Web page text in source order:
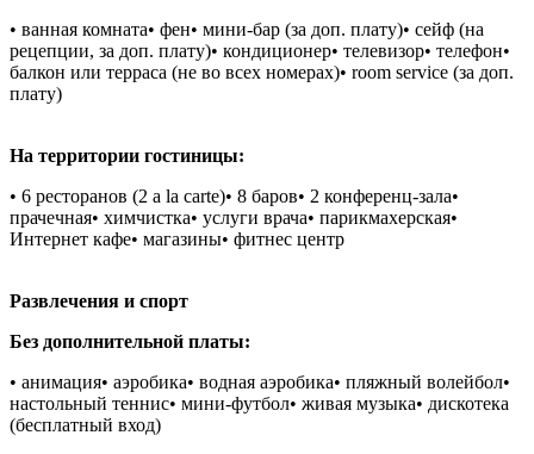
• ванная комната• фен• мини-бар (за доп. плату)• сейф (на
рецепции, за доп. плату)• кондиционер• телевизор• телефон•
балкон или терраса (не во всех номерах)• room service (за доп.
плату)
На территории гостиницы:
• 6 ресторанов (2 a la carte)• 8 баров• 2 конференц-зала•
прачечная• химчистка• услуги врача• парикмахерская•
Интернет кафе• магазины• фитнес центр
Развлечения и спорт
Без дополнительной платы:
• анимация• аэробика• водная аэробика• пляжный волейбол•
настольный теннис• мини-футбол• живая музыка• дискотека
(бесплатный вход)